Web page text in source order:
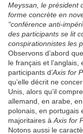
Meyssan, le président
forme concrète en
"conférence anti-
des participants se lit
conspirationnistes les
Observons d’abord
le français et l’anglais,
participants d’Axis for
qu’elle décrit ne
Unis, alors qu’il
allemand, en arabe,
polonais, en portugais
majoritaires à Axis for
Notons aussi le